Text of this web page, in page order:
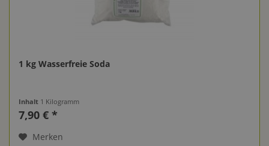
1 kg Wasserfreie Soda
Inhalt 1 Kilogramm
7,90 € *
Merken